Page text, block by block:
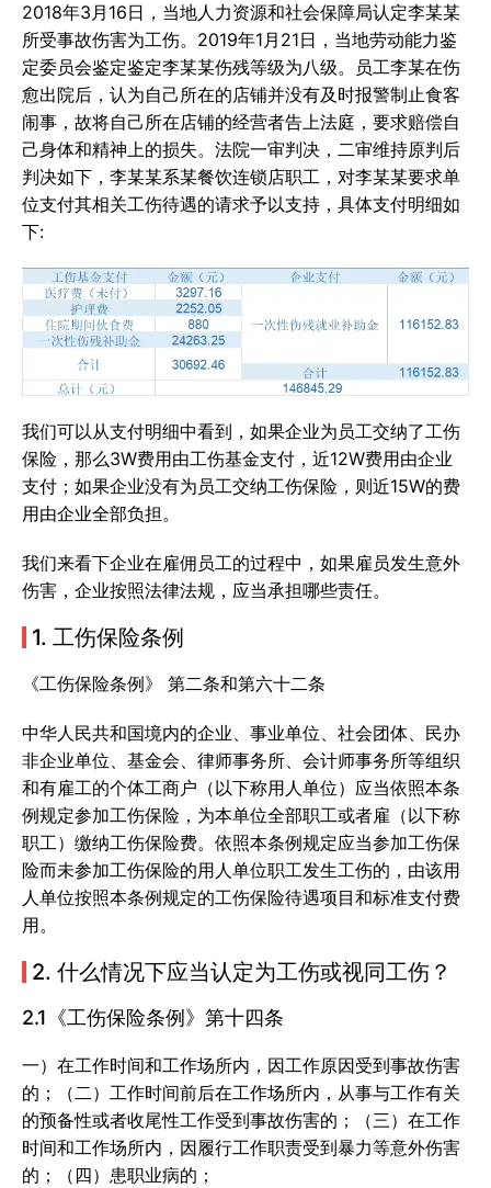
2018年3月16日，当地人力资源和社会保障局认定李某某
所受事故伤害为工伤。2019年1月21日，当地劳动能力鉴
定委员会鉴定鉴定李某某伤残等级为八级。员工李某在伤
愈出院后，认为自己所在的店铺并没有及时报警制止食客
闹事，故将自己所在店铺的经营者告上法庭，要求赔偿自
己身体和精神上的损失。法院一审判决，二审维持原判后
判决如下，李某某系某餐饮连锁店职工，对李某某要求单
位支付其相关工伤待遇的请求予以支持，具体支付明细如
下:
我们可以从支付明细中看到，如果企业为员工交纳了工伤
保险，那么3W费用由工伤基金支付，近12W费用由企业
支付；如果企业没有为员工交纳工伤保险，则近15W的费
用由企业全部负担。
我们来看下企业在雇佣员工的过程中，如果雇员发生意外
伤害，企业按照法律法规，应当承担哪些责任。
1. 工伤保险条例
《工伤保险条例》 第二条和第六十二条
中华人民共和国境内的企业、事业单位、社会团体、民办
非企业单位、基金会、律师事务所、会计师事务所等组织
和有雇工的个体工商户（以下称用人单位）应当依照本条
例规定参加工伤保险，为本单位全部职工或者雇（以下称
职工）缴纳工伤保险费。依照本条例规定应当参加工伤保
险而未参加工伤保险的用人单位职工发生工伤的，由该用
人单位按照本条例规定的工伤保险待遇项目和标准支付费
用。
2. 什么情况下应当认定为工伤或视同工伤？
2.1《工伤保险条例》第十四条
一）在工作时间和工作场所内，因工作原因受到事故伤害
的；（二）工作时间前后在工作场所内，从事与工作有关
的预备性或者收尾性工作受到事故伤害的；（三）在工作
时间和工作场所内，因履行工作职责受到暴力等意外伤害
的；（四）患职业病的；